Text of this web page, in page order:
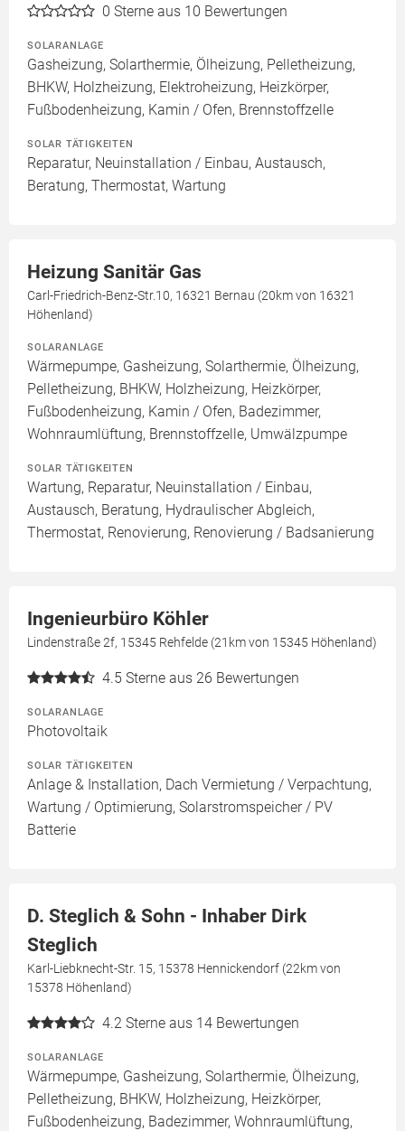
0 Sterne aus 10 Bewertungen
SOLARANLAGE
Gasheizung, Solarthermie, Ölheizung, Pelletheizung,
BHKW, Holzheizung, Elektroheizung, Heizkörper,
Fußbodenheizung, Kamin / Ofen, Brennstoffzelle
SOLAR TÄTIGKEITEN
Reparatur, Neuinstallation / Einbau, Austausch,
Beratung, Thermostat, Wartung
Heizung Sanitär Gas
Carl-Friedrich-Benz-Str.10, 16321 Bernau (20km von 16321
Höhenland)
SOLARANLAGE
Wärmepumpe, Gasheizung, Solarthermie, Ölheizung,
Pelletheizung, BHKW, Holzheizung, Heizkörper,
Fußbodenheizung, Kamin / Ofen, Badezimmer,
Wohnraumlüftung, Brennstoffzelle, Umwälzpumpe
SOLAR TÄTIGKEITEN
Wartung, Reparatur, Neuinstallation / Einbau,
Austausch, Beratung, Hydraulischer Abgleich,
Thermostat, Renovierung, Renovierung / Badsanierung
Ingenieurbüro Köhler
Lindenstraße 2f, 15345 Rehfelde (21km von 15345 Höhenland)
4.5 Sterne aus 26 Bewertungen
SOLARANLAGE
Photovoltaik
SOLAR TÄTIGKEITEN
Anlage & Installation, Dach Vermietung / Verpachtung,
Wartung / Optimierung, Solarstromspeicher / PV
Batterie
D. Steglich & Sohn - Inhaber Dirk
Steglich
Karl-Liebknecht-Str. 15, 15378 Hennickendorf (22km von
15378 Höhenland)
4.2 Sterne aus 14 Bewertungen
SOLARANLAGE
Wärmepumpe, Gasheizung, Solarthermie, Ölheizung,
Pelletheizung, BHKW, Holzheizung, Heizkörper,
Fußbodenheizung, Badezimmer, Wohnraumlüftung,